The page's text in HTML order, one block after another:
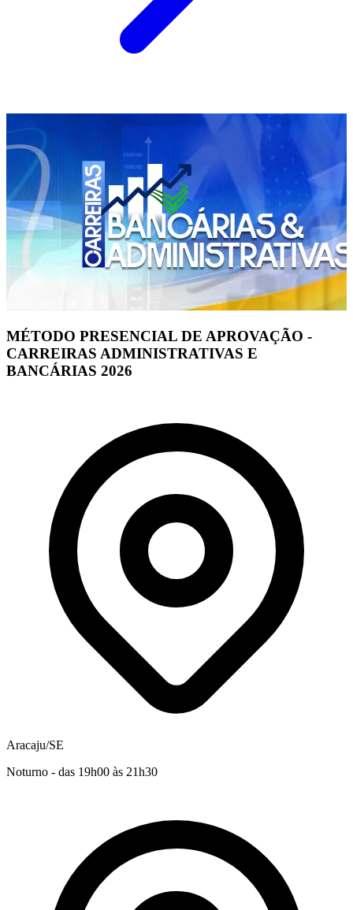
MÉTODO PRESENCIAL DE APROVAÇÃO -
CARREIRAS ADMINISTRATIVAS E
BANCÁRIAS 2026
Aracaju/SE
Noturno - das 19h00 às 21h30